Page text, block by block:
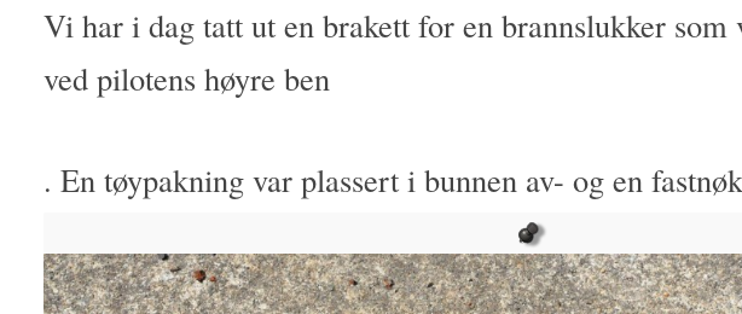
Vi har i dag tatt ut en brakett for en brannslukker som
ved pilotens høyre ben
. En tøypakning var plassert i bunnen av- og en